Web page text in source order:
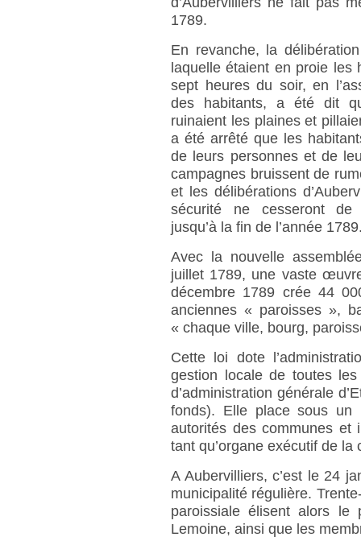
1789.
En revanche, la
laquelle étaient en proie les
sept heures du soir, en
des habitants, a été dit
ruinaient les plaines et
a été arrêté que les
de leurs personnes et de
campagnes bruissent de
et les délibérations
sécurité ne cesseront de
jusqu’à la fin de l’année
Avec la nouvelle
juillet 1789, une vaste
décembre 1789 crée 44
anciennes « paroisses »,
« chaque ville, bourg,
Cette loi dote
gestion locale de toutes
d’administration générale
fonds). Elle place sous un
autorités des communes
tant qu’organe exécutif de la
A Aubervilliers, c’est le 24
municipalité régulière.
paroissiale élisent alors le
Lemoine, ainsi que les